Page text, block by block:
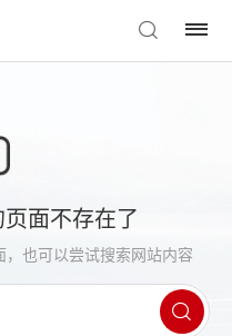
面不存在了
，也可以尝试搜索网站内容